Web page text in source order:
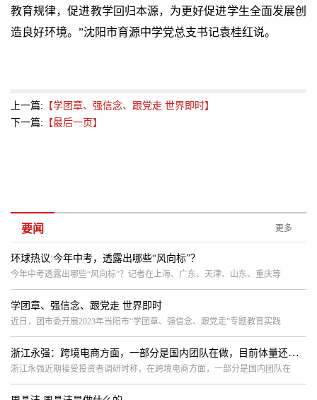
教育规律，促进教学回归本源，为更好促进学生全面发展创
造良好环境。”沈阳市育源中学党总支书记袁桂红说。
上一篇: 【学团章、强信念、跟党走 世界即时】
下一篇: 【最后一页】
要闻 更多
环球热议:今年中考，透露出哪些“风向标”？
今年中考透露出哪些“风向标”？记者在上海、广东、天津、山东、重庆等
学团章、强信念、跟党走 世界即时
近日，团市委开展2023年当阳市“学团章、强信念、跟党走”专题教育实践
浙江永强：跨境电商方面，一部分是国内团队在做，目前体量还小，但增速较快
浙江永强近期接受投资者调研时称，在跨境电商方面，一部分是国内团队在